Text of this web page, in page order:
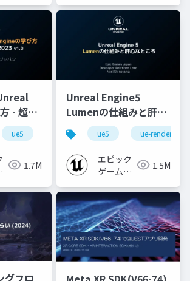
- 超初
v1.0
ue5 ue-beginner
1.7M
Unreal Engine5
Lumenの仕組みと肝心
なところ
ue5 ue-rendering
エピック
ゲームズ
1.5M